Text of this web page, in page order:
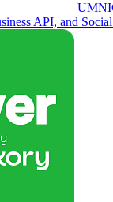
API, and